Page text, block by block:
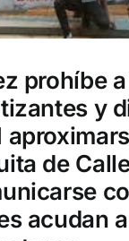
prohíbe a
y
de
acudan a
Actualidad